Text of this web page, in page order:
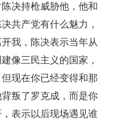
决持枪威胁他，他和
共产党有什么魅力，
我，陈决表示当年从
像三民主义的国家，
现在你已经变得和那
叛了罗克成，而是你
表示以后现场遇见谁